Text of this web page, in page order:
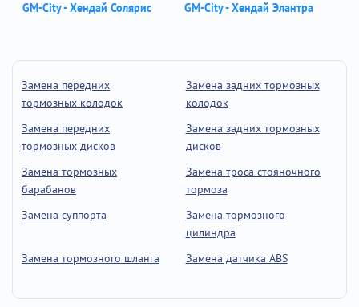
GM-City - Хендай Солярис
GM-City - Хендай Элантра
Замена передних
тормозных колодок
Замена задних тормозных
колодок
Замена передних
тормозных дисков
Замена задних тормозных
дисков
Замена тормозных
барабанов
Замена троса стояночного
тормоза
Замена суппорта
Замена тормозного
цилиндра
Замена тормозного шланга
Замена датчика ABS